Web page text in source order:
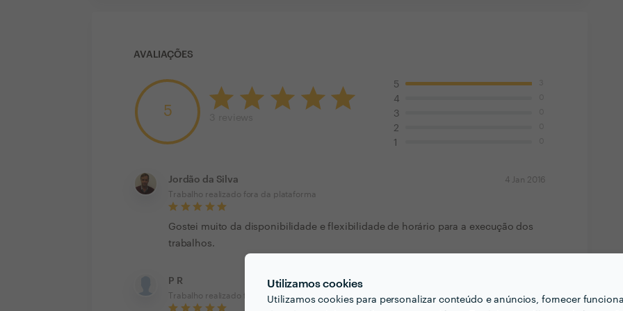
Utilizamos cookies
Utilizamos cookies para personalizar conteúdo e anúncios, fornecer
AVALIAÇÕES
5
5
4
3
2
1
Jordão da Silva
Trabalho realizado fora da plataforma
4 Jan 2016
Gostei muito da disponibilidade e flexibilidade de horário para a execução dos
trabalhos.
P R
Trabalho realizado fora da plataforma